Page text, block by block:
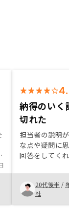
納得のいく
切れた
担当者の説明
な点や疑問に
回答をしてく
ーナーの利益
たことに満足
で、収入印紙
連携不足を感
20代後半 /
社